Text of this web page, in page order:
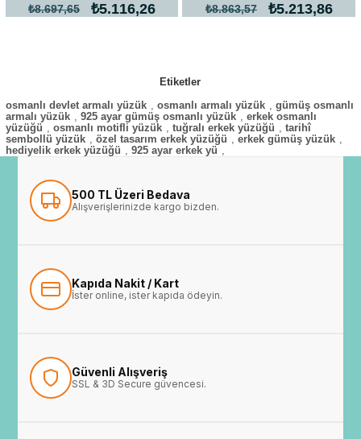
₺5.116,26
₺8.697,65 ₺5.213,86
₺8.863,57
Etiketler
osmanlı devlet armalı yüzük , osmanlı armalı yüzük , gümüş osmanlı
armalı yüzük , 925 ayar gümüş osmanlı yüzük , erkek osmanlı
yüzüğü , osmanlı motifli yüzük , tuğralı erkek yüzüğü , tarihî
sembollü yüzük , özel tasarım erkek yüzüğü , erkek gümüş yüzük ,
hediyelik erkek yüzüğü , 925 ayar erkek yü ,
500 TL Üzeri Bedava
Alışverişlerinizde kargo bizden.
Kapıda Nakit / Kart
İster online, ister kapıda ödeyin.
Güvenli Alışveriş
SSL & 3D Secure güvencesi.